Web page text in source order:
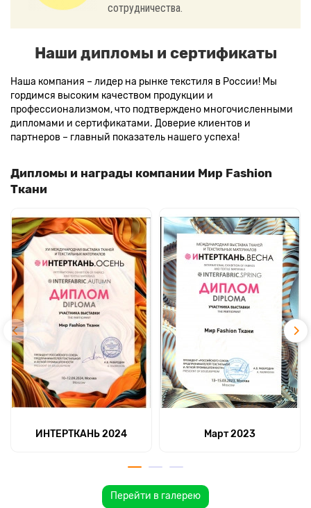
сотрудничества.
Наши дипломы и сертификаты
Наша компания – лидер на рынке текстиля в России! Мы
гордимся высоким качеством продукции и
профессионализмом, что подтверждено многочисленными
дипломами и сертификатами. Доверие клиентов и
партнеров – главный показатель нашего успеха!
Дипломы и награды компании Мир Fashion
Ткани
ИНТЕРТКАНЬ 2024 Март 2023
Перейти в галерею